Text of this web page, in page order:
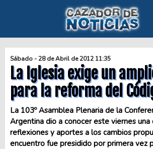
Sábado - 28 de Abril de 2012 11:35
La Iglesia exige un
para la reforma del
La 103º Asamblea Plenaria de la
Argentina dio a conocer este viernes una
reflexiones y aportes a los cambios
encuentro fue presidido por primera vez